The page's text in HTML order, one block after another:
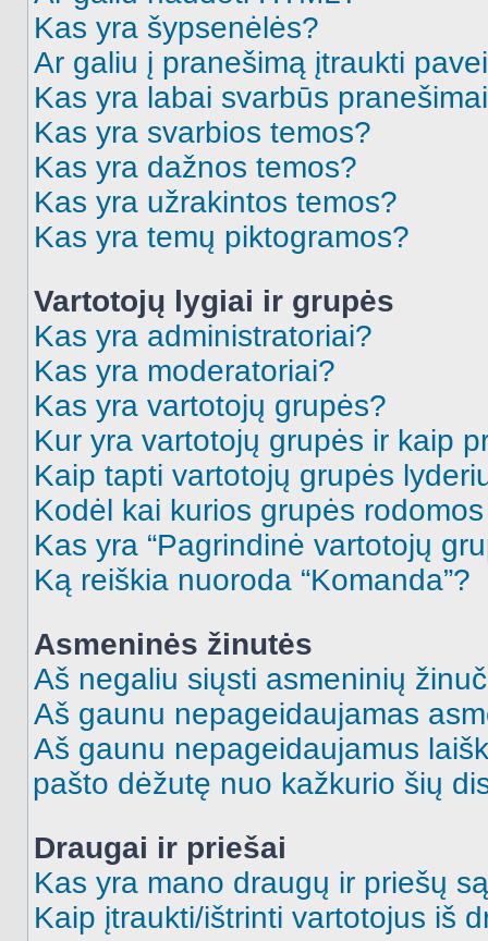
Kas yra šypsenėlės?
Ar galiu į pranešimą įtraukti
Kas yra labai svarbūs
Kas yra svarbios temos?
Kas yra dažnos temos?
Kas yra užrakintos temos?
Kas yra temų piktogramos?
Vartotojų lygiai ir grupės
Kas yra administratoriai?
Kas yra moderatoriai?
Kas yra vartotojų grupės?
Kur yra vartotojų grupės ir kaip
Kaip tapti vartotojų grupės
Kodėl kai kurios grupės
Kas yra “Pagrindinė vartotojų
Ką reiškia nuoroda “Komanda”?
Asmeninės žinutės
Aš negaliu siųsti asmeninių
Aš gaunu nepageidaujamas
Aš gaunu nepageidaujamus
pašto dėžutę nuo kažkurio šių
Draugai ir priešai
Kas yra mano draugų ir priešų
Kaip įtraukti/ištrinti vartotojus iš